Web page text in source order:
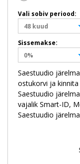
Vali sobiv periood:
48 kuud
Sissemakse:
0%
Saestuudio
ostukorvi ja
Saestuudio
vajalik Smart-ID,
Saestuudio